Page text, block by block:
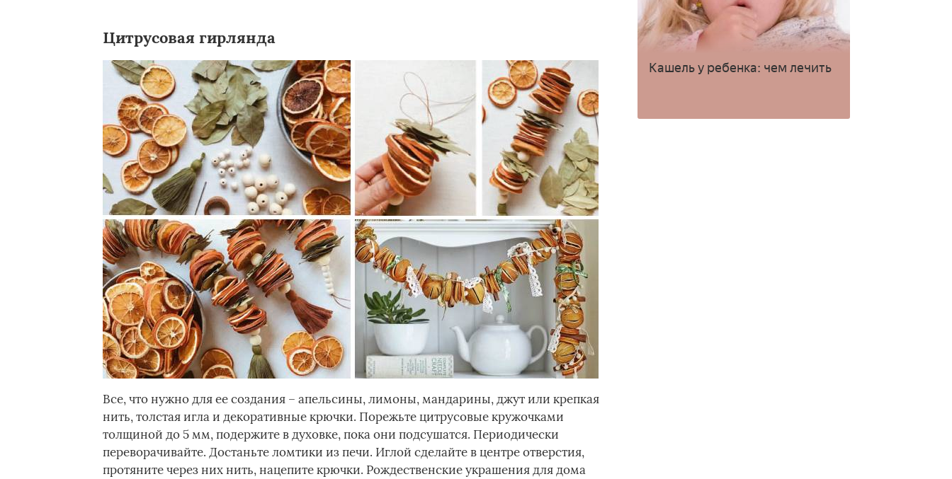
Цитрусовая гирлянда
Все, что нужно для ее создания – апельсины, лимоны, мандарины, джут или крепкая
нить, толстая игла и декоративные крючки. Порежьте цитрусовые кружочками
толщиной до 5 мм, подержите в духовке, пока они подсушатся. Периодически
переворачивайте. Достаньте ломтики из печи. Иглой сделайте в центре отверстия,
протяните через них нить, нацепите крючки. Рождественские украшения для дома
Кашель у ребенка: чем лечить